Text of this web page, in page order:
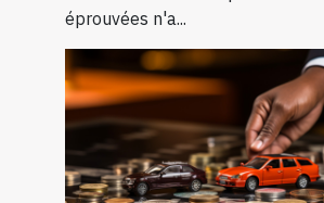
éprouvées n'a...